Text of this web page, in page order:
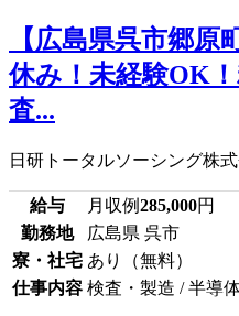
【広島県呉市郷原
休み！未経験OK
査...
日研トータルソーシング株
給与 月収例285,000円
勤務地
広島県 呉市
寮・社宅 あり（無料）
仕事内容 検査・製造 / 半導